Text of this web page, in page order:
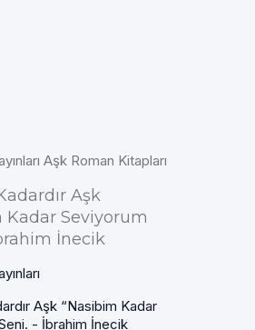
Aşk Roman Kitapları
Aşk
Kadar Seviyorum
İnecik
Aşk “Nasibim Kadar
- İbrahim İnecik